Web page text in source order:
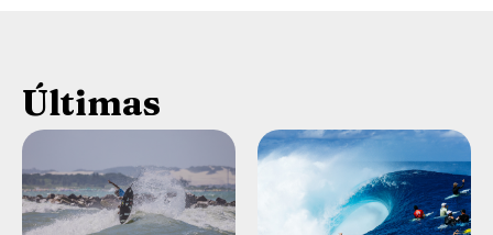
Últimas